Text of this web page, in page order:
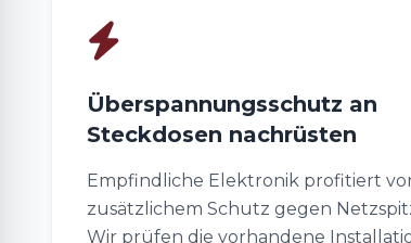
Überspannungsschutz an
Steckdosen nachrüsten
Empfindliche Elektronik profitiert
zusätzlichem Schutz gegen
Wir prüfen die vorhandene